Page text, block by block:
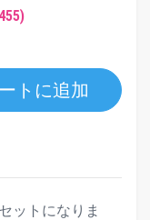
トに追加
ットになりま